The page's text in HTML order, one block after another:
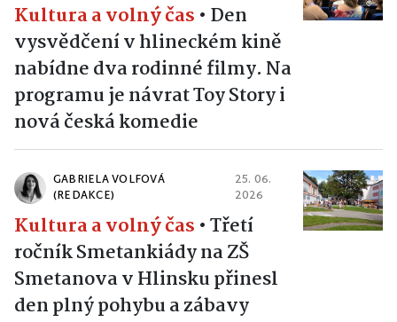
Kultura a volný čas • Den
vysvědčení v hlineckém kině
nabídne dva rodinné filmy. Na
programu je návrat Toy Story i
nová česká komedie
GABRIELA VOLFOVÁ
(REDAKCE)
25. 06.
2026
Kultura a volný čas •Třetí
ročník Smetankiády na ZŠ
Smetanova v Hlinsku přinesl
den plný pohybu a zábavy